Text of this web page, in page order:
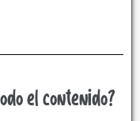
el contenido?